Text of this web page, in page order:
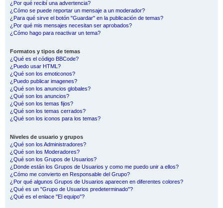
¿Por qué recibí una advertencia?
¿Cómo se puede reportar un mensaje a un moderador?
¿Para qué sirve el botón "Guardar" en la publicación de temas?
¿Por qué mis mensajes necesitan ser aprobados?
¿Cómo hago para reactivar un tema?
Formatos y tipos de temas
¿Qué es el código BBCode?
¿Puedo usar HTML?
¿Qué son los emoticonos?
¿Puedo publicar imagenes?
¿Qué son los anuncios globales?
¿Qué son los anuncios?
¿Qué son los temas fijos?
¿Qué son los temas cerrados?
¿Qué son los iconos para los temas?
Niveles de usuario y grupos
¿Qué son los Administradores?
¿Qué son los Moderadores?
¿Qué son los Grupos de Usuarios?
¿Donde están los Grupos de Usuarios y como me puedo unir a ellos?
¿Cómo me convierto en Responsable del Grupo?
¿Por qué algunos Grupos de Usuarios aparecen en diferentes colores?
¿Qué es un "Grupo de Usuarios predeterminado"?
¿Qué es el enlace "El equipo"?